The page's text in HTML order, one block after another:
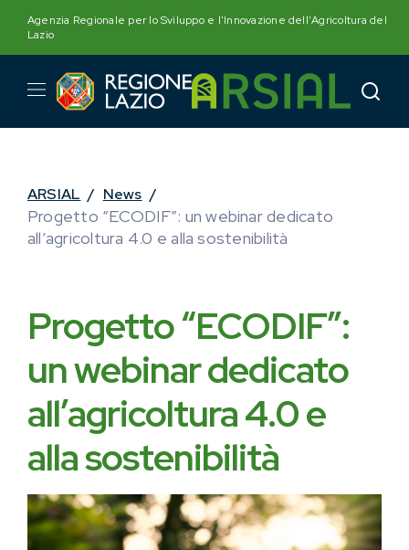
content
Agenzia Regionale per lo Sviluppo e l'Innovazione dell'Agricoltura del
Lazio
ARSIAL / News /
Progetto “ECODIF”: un webinar dedicato
all’agricoltura 4.0 e alla sostenibilità
Progetto “ECODIF”:
un webinar dedicato
all’agricoltura 4.0 e
alla sostenibilità